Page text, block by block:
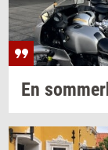
En